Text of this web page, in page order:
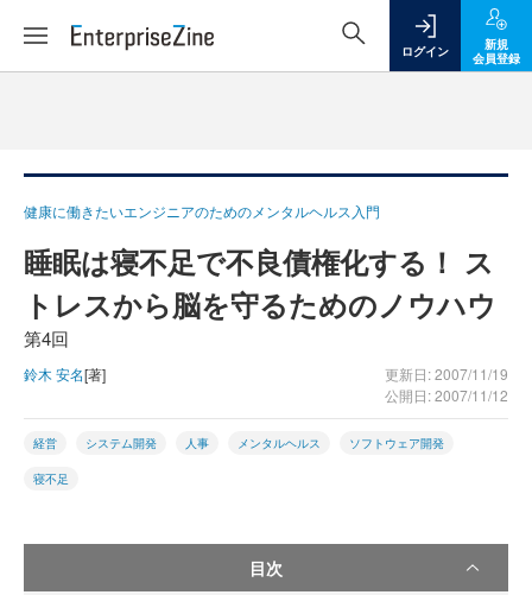
ログイン
新規
会員登録
健康に働きたいエンジニアのためのメンタルヘルス入門
睡眠は寝不足で不良債権化する！ ス
トレスから脳を守るためのノウハウ
第4回
鈴木 安名[著]
更新日: 2007/11/19
公開日: 2007/11/12
経営 システム開発 人事 メンタルヘルス ソフトウェア開発
寝不足
目次